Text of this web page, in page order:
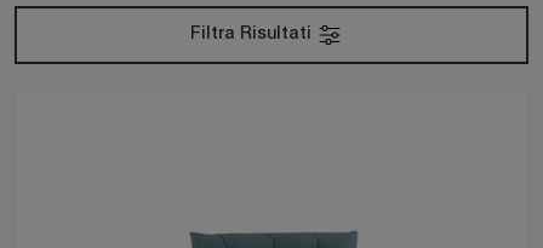
Filtra Risultati